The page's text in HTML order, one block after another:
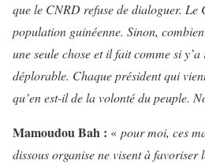
que le CNRD refuse de dialoguer. Le
population guinéenne. Sinon,
une seule chose et il fait comme si
déplorable. Chaque président qui
qu’en est-il de la volonté du peuple.
Mamoudou Bah : « pour moi, ces
dissous organise ne visent à favoriser